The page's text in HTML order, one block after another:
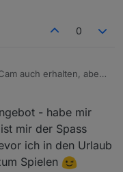
0
auch erhalten, aber
Probleme, aber wie
der SPI Fehler. Ich
den Code von
mit dem ESP32 läuft.
ESP32-Cam spenden
- habe mir
mir der Spass
ich in den Urlaub
Spielen